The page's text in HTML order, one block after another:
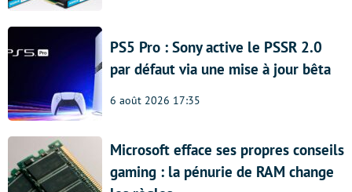
PS5 Pro : Sony active le PSSR 2.0
par défaut via une mise à jour bêta
6 août 2026 17:35
Microsoft efface ses propres conseils
gaming : la pénurie de RAM change